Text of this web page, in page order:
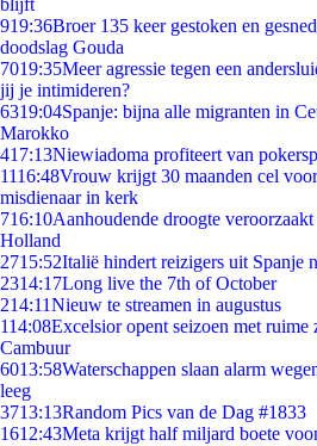
blijft
919:36Broer 135 keer gestoken en
doodslag Gouda
7019:35Meer agressie tegen een
jij je intimideren?
6319:04Spanje: bijna alle migranten in
Marokko
417:13Niewiadoma profiteert van
1116:48Vrouw krijgt 30 maanden cel
misdienaar in kerk
716:10Aanhoudende droogte
Holland
2715:52Italië hindert reizigers uit Spanje
2314:17Long live the 7th of October
214:11Nieuw te streamen in augustus
114:08Excelsior opent seizoen met ruime
Cambuur
6013:58Waterschappen slaan alarm
leeg
3713:13Random Pics van de Dag #1833
1612:43Meta krijgt half miljard boete